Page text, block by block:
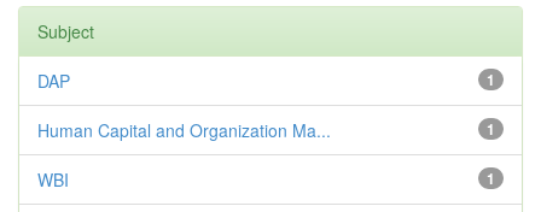
Subject
1
DAP
1
Human Capital and Organization Ma...
1
WBI